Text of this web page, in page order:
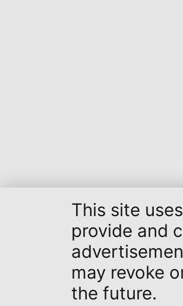
This site
provide and
may revoke
the future.